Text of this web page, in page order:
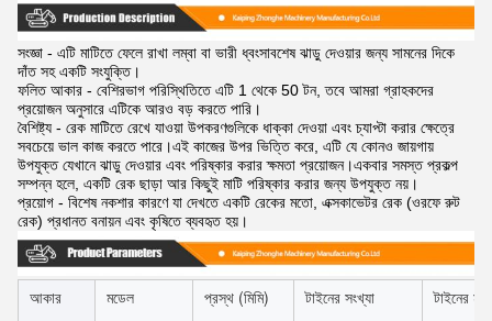
সংজ্ঞা - এটি মাটিতে ফেলে রাখা লম্বা বা ভারী ধ্বংসাবশেষ ঝাড়ু দেওয়ার জন্য সামনের দিকে
দাঁত সহ একটি সংযুক্তি।
ফলিত আকার - বেশিরভাগ পরিস্থিতিতে এটি 1 থেকে 50 টন, তবে আমরা গ্রাহকদের
প্রয়োজন অনুসারে এটিকে আরও বড় করতে পারি।
বৈশিষ্ট্য - রেক মাটিতে রেখে যাওয়া উপকরণগুলিকে ধাক্কা দেওয়া এবং চ্যাপ্টা করার ক্ষেত্রে
সবচেয়ে ভাল কাজ করতে পারে।এই কাজের উপর ভিত্তি করে, এটি যে কোনও জায়গায়
উপযুক্ত যেখানে ঝাড়ু দেওয়ার এবং পরিষ্কার করার ক্ষমতা প্রয়োজন।একবার সমস্ত প্রকল্প
সম্পন্ন হলে, একটি রেক ছাড়া আর কিছুই মাটি পরিষ্কার করার জন্য উপযুক্ত নয়।
প্রয়োগ - বিশেষ নকশার কারণে যা দেখতে একটি রেকের মতো, এক্সকাভেটর রেক (ওরফে রুট
রেক) প্রধানত বনায়ন এবং কৃষিতে ব্যবহৃত হয়।
আকার মডেল প্রস্থ (মিমি) টাইনের সংখ্যা
টাইনের